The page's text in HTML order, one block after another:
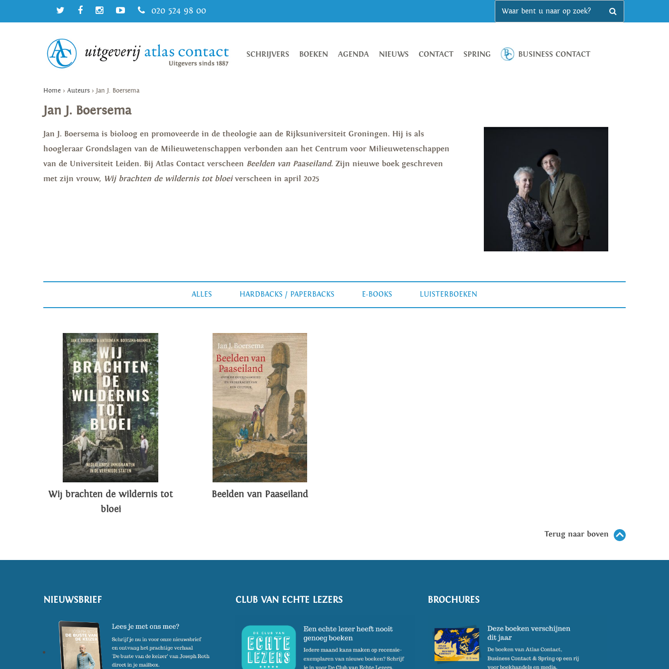
020 524 98 00
SCHRIJVERS BOEKEN AGENDA NIEUWS CONTACT SPRING BUSINESS CONTACT
Home > Auteurs > Jan J. Boersema
Jan J. Boersema
Jan J. Boersema is bioloog en promoveerde in de theologie aan de Rijksuniversiteit Groningen. Hij is als
hoogleraar Grondslagen van de Milieuwetenschappen verbonden aan het Centrum voor Milieuwetenschappen
van de Universiteit Leiden. Bij Atlas Contact verscheen Beelden van Paaseiland. Zijn nieuwe boek geschreven
met zijn vrouw, Wij brachten de wildernis tot bloei verscheen in april 2025
ALLES HARDBACKS / PAPERBACKS E-BOOKS LUISTERBOEKEN
Wij brachten de wildernis tot
bloei
Beelden van Paaseiland
Terug naar boven
NIEUWSBRIEF CLUB VAN ECHTE LEZERS BROCHURES